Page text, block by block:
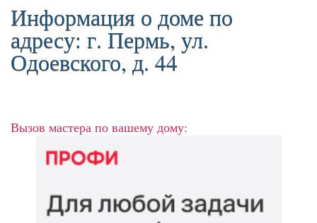
Информация о доме по
адресу: г. Пермь, ул.
Одоевского, д. 44
Вызов мастера по вашему дому: